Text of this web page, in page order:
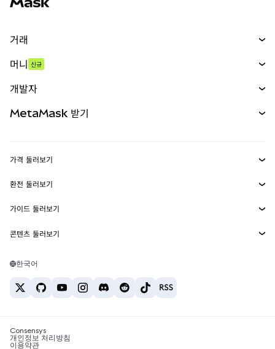
거래
무기한 선물
실물자산
머니 신규
개발자
MetaMask Connect
Snaps
웹3 서비스
MetaMask 받기
보안
고객 지원
채용
가격 둘러보기
이더리움 가격
솔라나 가격
테더 가격
환전 둘러보기
ETH를 USD로 환전
USDT를 INR로 환전
BTC를 INR로 환전
ETH를 USDT로 환전
가이드 둘러보기
ETH 매수
USDT 매수
SHIB 매수
콘텐츠 둘러보기
솔라나 지갑
암호화폐 세금 뉴스
한국어
Consensys
개인정보 처리방침
이용약관